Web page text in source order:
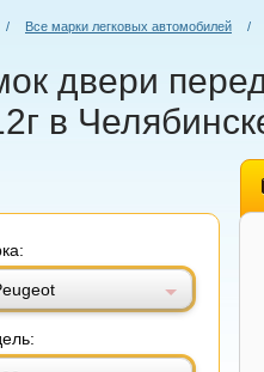
/ Все марки легковых автомобилей /
двери
в